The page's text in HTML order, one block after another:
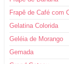
Frapê de Café com
Gelatina Colorida
Geléia de Morango
Gemada